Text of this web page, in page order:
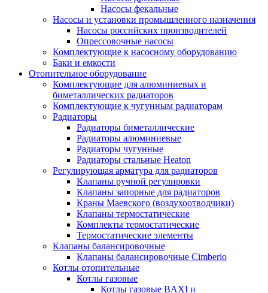
Насосы фекальные
Насосы и установки промышленного назначения
Насосы российских производителей
Опрессовочные насосы
Комплектующие к насосному оборудованию
Баки и емкости
Отопительное оборудование
Комплектующие для алюминиевых и
биметаллических радиаторов
Комплектующие к чугунным радиаторам
Радиаторы
Радиаторы биметаллические
Радиаторы алюминиевые
Радиаторы чугунные
Радиаторы стальные Heaton
Регулирующая арматура для радиаторов
Клапаны ручной регулировки
Клапаны запорные для радиаторов
Краны Маевского (воздухоотводчики)
Клапаны термостатические
Комплекты термостатические
Термостатические элементы
Клапаны балансировочные
Клапаны балансировочные Cimberio
Котлы отопительные
Котлы газовые
Котлы газовые BAXI и